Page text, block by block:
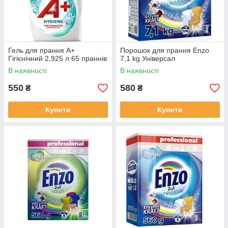
Гель для прання А+
Гігієнічний 2,925 л 65 праннів
В наявності
550 ₴
Купити
Порошок для прання Enzo
7,1 kg Універсал
В наявності
580 ₴
Купити